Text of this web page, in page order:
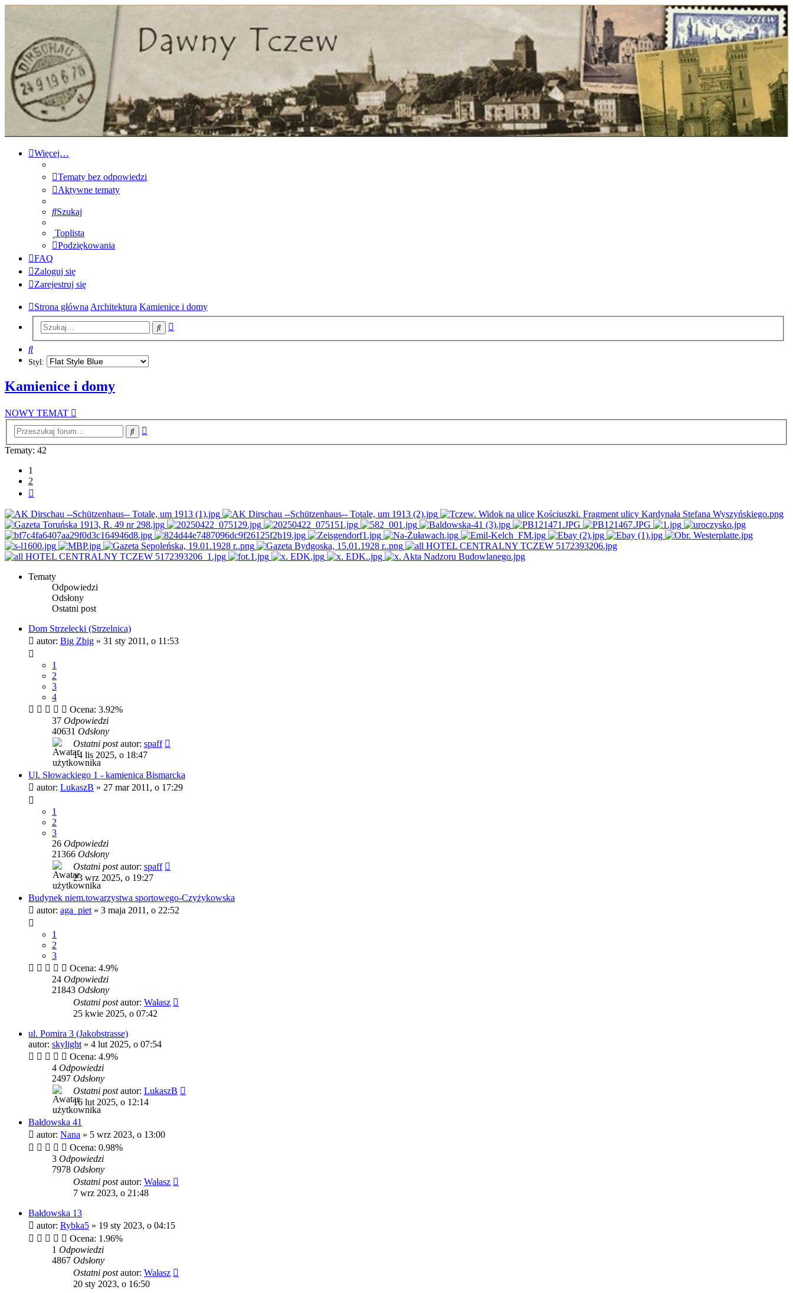
Forum Dawnego Tczewa
Przejdź do zawartości
Więcej…
Tematy bez odpowiedzi
Aktywne tematy
Szukaj
Toplista
Podziękowania
FAQ
Zaloguj się
Zarejestruj się
Strona główna Architektura Kamienice i domy
Szukaj
Szukaj
Styl:
Kamienice i domy
NOWY TEMAT
Szukaj
Tematy: 42
1
2
Tematy
Odpowiedzi
Odsłony
Ostatni post
Dom Strzelecki (Strzelnica)
autor: Big Zbig » 31 sty 2011, o 11:53
1
2
3
4
Ocena: 3.92%
37 Odpowiedzi
40631 Odsłony
Ostatni postautor: spaff
14 lis 2025, o 18:47
Ul. Słowackiego 1 - kamienica Bismarcka
autor: LukaszB » 27 mar 2011, o 17:29
1
2
3
26 Odpowiedzi
21366 Odsłony
Ostatni postautor: spaff
23 wrz 2025, o 19:27
Budynek niem.towarzystwa sportowego-Czyżykowska
autor: aga_piet » 3 maja 2011, o 22:52
1
2
3
Ocena: 4.9%
24 Odpowiedzi
21843 Odsłony
Ostatni postautor: Wałasz
25 kwie 2025, o 07:42
ul. Pomira 3 (Jakobstrasse)
autor: skylight » 4 lut 2025, o 07:54
Ocena: 4.9%
4 Odpowiedzi
2497 Odsłony
Ostatni postautor: LukaszB
16 lut 2025, o 12:14
Bałdowska 41
autor: Nana » 5 wrz 2023, o 13:00
Ocena: 0.98%
3 Odpowiedzi
7978 Odsłony
Ostatni postautor: Wałasz
7 wrz 2023, o 21:48
Bałdowska 13
autor: Rybka5 » 19 sty 2023, o 04:15
Ocena: 1.96%
1 Odpowiedzi
4867 Odsłony
Ostatni postautor: Wałasz
20 sty 2023, o 16:50